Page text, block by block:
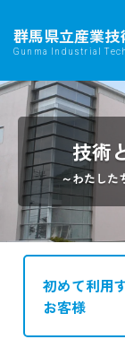
群馬県立産業
Gunma Industrial
TOP 投稿者:
技術
～わたした
初めて利用
お客様